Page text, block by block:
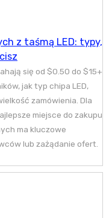
z taśmą LED: typy,
się od $0.50 do $15+
jak typ chipa LED,
zamówienia. Dla
miejsce do zakupu
ma kluczowe
lub zażądanie ofert.